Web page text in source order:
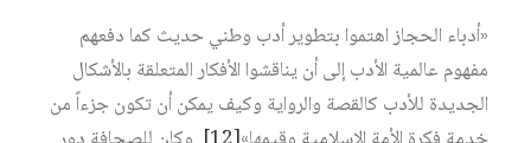
«أدباء الحجاز اهتموا بتطوير أدب وطني حديث كما دفعهم
مفهوم عالمية الأدب إلى أن يناقشوا الأفكار المتعلقة بالأشكال
الجديدة للأدب كالقصة والرواية وكيف يمكن أن تكون جزءاً من